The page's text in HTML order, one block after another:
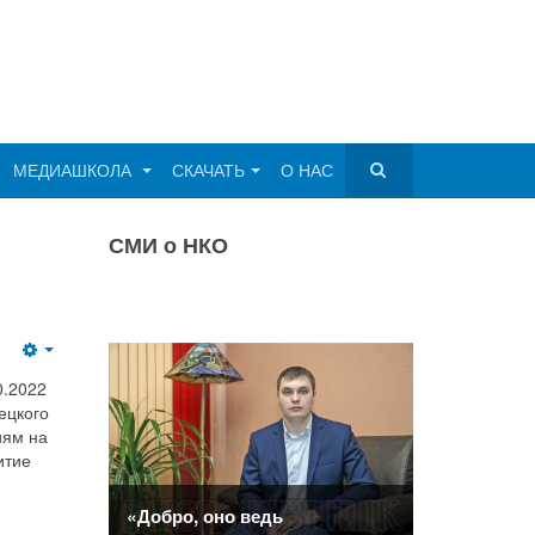
МЕДИАШКОЛА СКАЧАТЬ О НАС
на
СМИ о НКО
«Добро, оно ведь